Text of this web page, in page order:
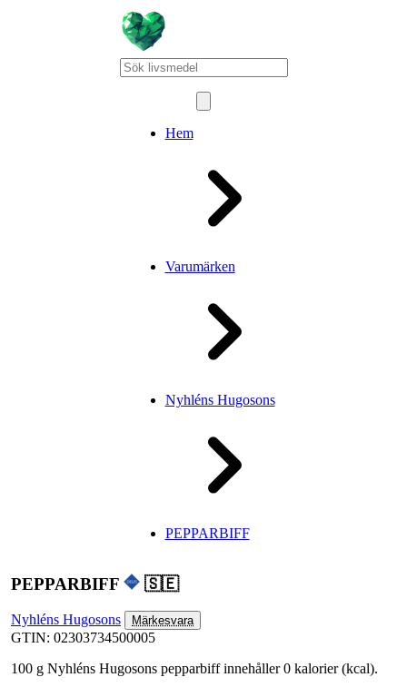
Hem
Varumärken
Nyhléns Hugosons
PEPPARBIFF
PEPPARBIFF 🇸🇪
Nyhléns Hugosons Märkesvara
GTIN: 02303734500005
100 g Nyhléns Hugosons pepparbiff innehåller 0 kalorier (kcal).